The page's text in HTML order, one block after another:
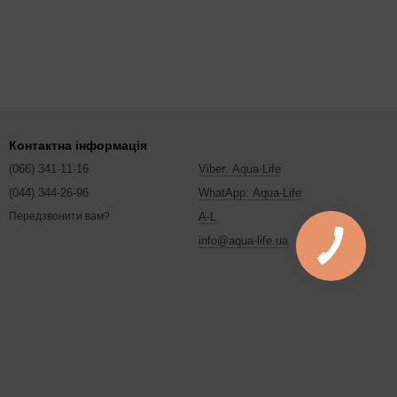
Контактна інформація
(066) 341-11-16
(044) 344-26-96
Передзвонити вам?
Viber: Aqua-Life
WhatApp: Aqua-Life
A-L
info@aqua-life.ua